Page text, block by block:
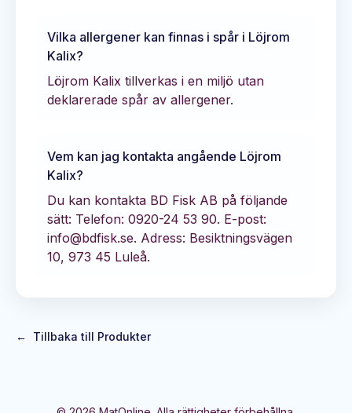
Vilka allergener kan finnas i spår i Löjrom
Kalix?
Löjrom Kalix tillverkas i en miljö utan
deklarerade spår av allergener.
Vem kan jag kontakta angående Löjrom
Kalix?
Du kan kontakta BD Fisk AB på följande
sätt: Telefon: 0920-24 53 90. E-post:
info@bdfisk.se. Adress: Besiktningsvägen
10, 973 45 Luleå.
← Tillbaka till Produkter